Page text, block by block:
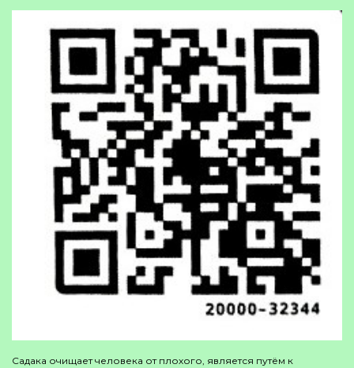
Садака очищает человека от плохого, является путём к